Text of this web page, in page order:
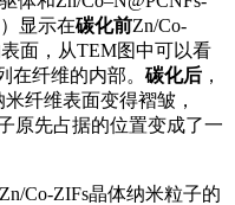
显示在碳化前Zn/Co-
面，从TEM图中可以看
在纤维的内部。 碳化后 ，
纤维表面变得褶皱，
原先占据的位置变成了一
Co-ZIFs晶体纳米粒子的